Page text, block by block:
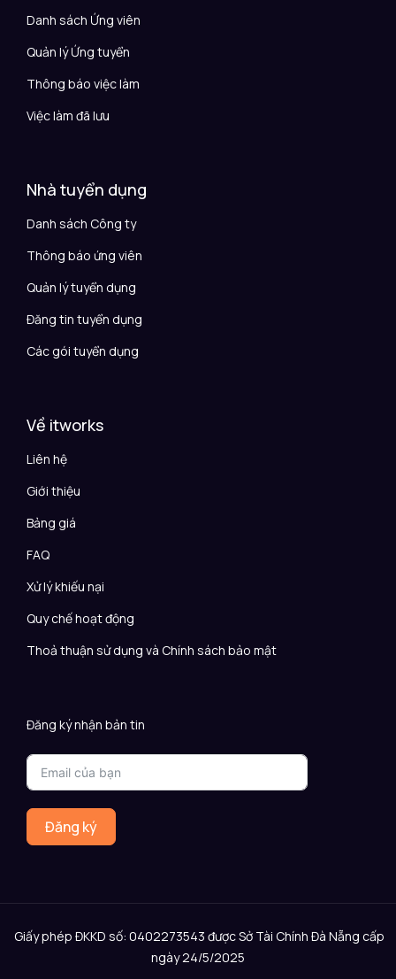
Danh sách Ứng viên
Quản lý Ứng tuyển
Thông báo việc làm
Việc làm đã lưu
Nhà tuyển dụng
Danh sách Công ty
Thông báo ứng viên
Quản lý tuyển dụng
Đăng tin tuyển dụng
Các gói tuyển dụng
Về itworks
Liên hệ
Giới thiệu
Bảng giá
FAQ
Xử lý khiếu nại
Quy chế hoạt động
Thoả thuận sử dụng và Chính sách bảo mật
Đăng ký nhận bản tin
Đăng ký
Giấy phép ĐKKD số: 0402273543 được Sở Tài Chính Đà Nẵng cấp
ngày 24/5/2025